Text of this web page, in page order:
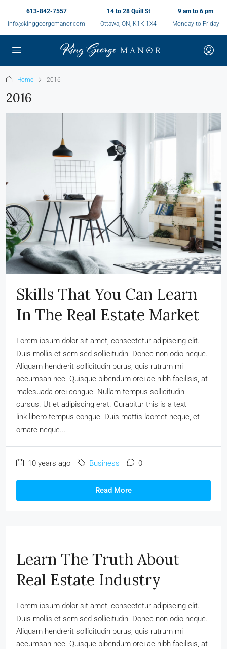
613-842-7557
info@kinggeorgemanor.com
14 to 28 Quill St
Ottawa, ON, K1K 1X4
9 am to 6 pm
Monday to Friday
Home 2016
2016
Skills That You Can Learn
In The Real Estate Market
Lorem ipsum dolor sit amet, consectetur adipiscing elit.
Duis mollis et sem sed sollicitudin. Donec non odio neque.
Aliquam hendrerit sollicitudin purus, quis rutrum mi
accumsan nec. Quisque bibendum orci ac nibh facilisis, at
malesuada orci congue. Nullam tempus sollicitudin
cursus. Ut et adipiscing erat. Curabitur this is a text
link libero tempus congue. Duis mattis laoreet neque, et
ornare neque...
10 years ago Business 0
Read More
Learn The Truth About
Real Estate Industry
Lorem ipsum dolor sit amet, consectetur adipiscing elit.
Duis mollis et sem sed sollicitudin. Donec non odio neque.
Aliquam hendrerit sollicitudin purus, quis rutrum mi
accumsan nec. Quisque bibendum orci ac nibh facilisis, at